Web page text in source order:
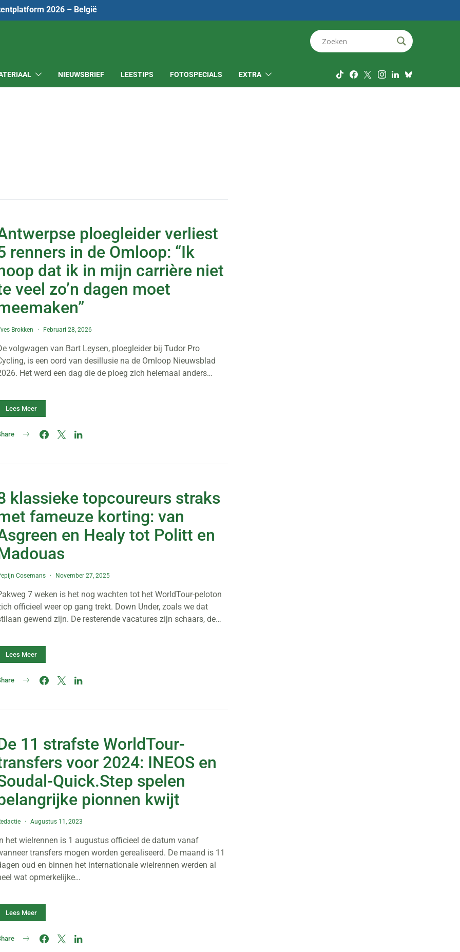
2026 – België
NIEUWSBRIEF LEESTIPS FOTOSPECIALS EXTRA
ploegleider verliest
renners in de Omloop: “Ik
dat ik in mijn carrière niet
veel zo’n dagen moet
Brokken Februari 28, 2026
volgwagen van Bart Leysen, ploegleider bij Tudor Pro
is een oord van desillusie na de Omloop Nieuwsblad
Het werd een dag die de ploeg zich helemaal anders…
Lees Meer
klassieke topcoureurs straks
fameuze korting: van
en Healy tot Politt en
Cosemans November 27, 2025
7 weken is het nog wachten tot het WorldTour-peloton
officieel weer op gang trekt. Down Under, zoals we dat
gewend zijn. De resterende vacatures zijn schaars, de…
Lees Meer
11 strafste WorldTour-
voor 2024: INEOS en
Quick.Step spelen
pionnen kwijt
Augustus 11, 2023
het wielrennen is 1 augustus officieel de datum vanaf
transfers mogen worden gerealiseerd. De maand is 11
oud en binnen het internationale wielrennen werden al
wat opmerkelijke…
Lees Meer